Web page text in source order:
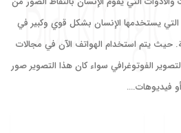
التي يستخدمها الإنسان بشكل قوي وكبير في
حيث يتم استخدام الهواتف الآن في مجالات
الفوتوغرافي سواء كان هذا التصوير صور
أو فيديوهات.…